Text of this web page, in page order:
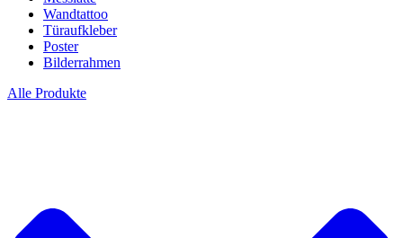
Wandtattoo
Türaufkleber
Poster
Bilderrahmen
Alle Produkte